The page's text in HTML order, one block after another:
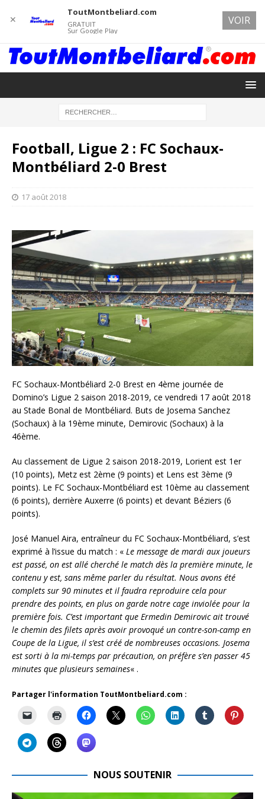
Football, Ligue 2 : FC Sochaux-
Montbéliard 2-0 Brest
17 août 2018
FC Sochaux-Montbéliard 2-0 Brest en 4ème journée de
Domino’s Ligue 2 saison 2018-2019, ce vendredi 17 août 2018
au Stade Bonal de Montbéliard. Buts de Josema Sanchez
(Sochaux) à la 19ème minute, Demirovic (Sochaux) à la
46ème.
Au classement de Ligue 2 saison 2018-2019, Lorient est 1er
(10 points), Metz est 2ème (9 points) et Lens est 3ème (9
points). Le FC Sochaux-Montbéliard est 10ème au classement
(6 points), derrière Auxerre (6 points) et devant Béziers (6
points).
José Manuel Aira, entraîneur du FC Sochaux-Montbéliard, s’est
exprimé à l’issue du match : « Le message de mardi aux joueurs
est passé, on est allé cherché le match dès la première minute, le
contenu y est, sans même parler du résultat. Nous avons été
complets sur 90 minutes et il faudra reproduire cela pour
prendre des points, en plus on garde notre cage inviolée pour la
première fois. C’est important que Ermedin Demirovic ait trouvé
le chemin des filets après avoir provoqué un contre-son-camp en
Coupe de la Ligue, il s’est créé de nombreuses occasions. Josema
est sorti à la mi-temps par précaution, on préfère s’en passer 45
minutes que plusieurs semaines« .
Partager l'information ToutMontbeliard.com :
NOUS SOUTENIR
✕
ToutMontbeliard.com
GRATUIT
Sur Google Play
VOIR